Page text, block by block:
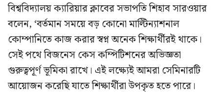
বিশ্ববিদ্যালয় ক্যারিয়ার ক্লাবের সভাপতি শিহাব সারওয়ার
বলেন, ‘বর্তমান সময়ে বড় কোনো মাল্টিন্যাশনাল
কোম্পানিতে কাজ করার স্বপ্ন অনেক শিক্ষার্থীরই থাকে।
সেই পথে বিজনেস কেস কম্পিটিশনের অভিজ্ঞতা
গুরুত্বপূর্ণ ভূমিকা রাখে। এই লক্ষ্যেই আমরা সেমিনারটি
আয়োজন করেছি যাতে শিক্ষার্থীরা উপকৃত হতে পারে।